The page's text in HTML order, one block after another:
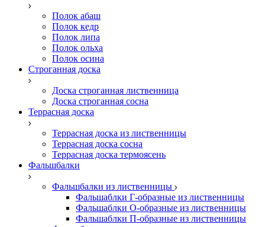
Полок абаш
Полок кедр
Полок липа
Полок ольха
Полок осина
Строганная доска
Доска строганная лиственница
Доска строганная сосна
Террасная доска
Террасная доска из лиственницы
Террасная доска сосна
Террасная доска термоясень
Фальшбалки
Фальшбалки из лиственницы
Фальшаблки Г-образные из лиственницы
Фальшаблки О-образные из лиственницы
Фальшаблки П-образные из лиственницы